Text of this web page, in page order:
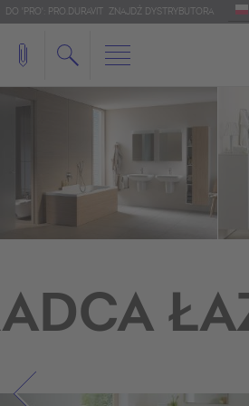
DO 'PRO': PRO.DURAVIT ZNAJDŹ DYSTRYBUTORA